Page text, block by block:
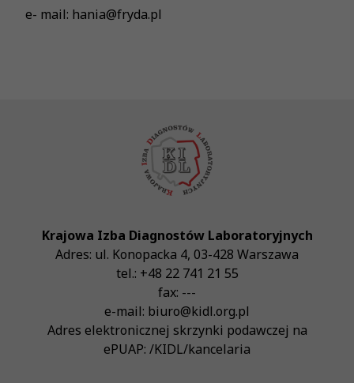
e- mail: hania@fryda.pl
Krajowa Izba Diagnostów Laboratoryjnych
Adres: ul. Konopacka 4, 03-428 Warszawa
tel.: +48 22 741 21 55
fax: ---
e-mail: biuro@kidl.org.pl
Adres elektronicznej skrzynki podawczej na
ePUAP: /KIDL/kancelaria